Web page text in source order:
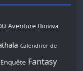
Aventure Bioviva
Calendrier de
Enquête Fantasy